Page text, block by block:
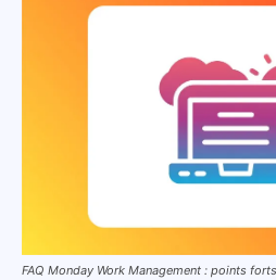
FAQ Monday Work Management : points